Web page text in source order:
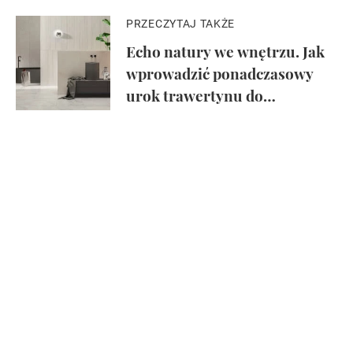
PRZECZYTAJ TAKŻE
Echo natury we wnętrzu. Jak
wprowadzić ponadczasowy
urok trawertynu do